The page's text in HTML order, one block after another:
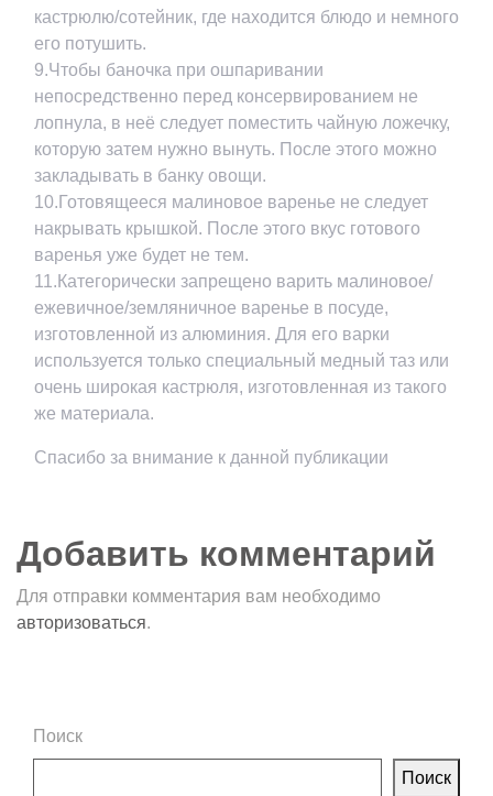
кастрюлю/сотейник, где находится блюдо и немного
его потушить.
9.Чтобы баночка при ошпаривании
непосредственно перед консервированием не
лопнула, в неё следует поместить чайную ложечку,
которую затем нужно вынуть. После этого можно
закладывать в банку овощи.
10.Готовящееся малиновое варенье не следует
накрывать крышкой. После этого вкус готового
варенья уже будет не тем.
11.Категорически запрещено варить малиновое/
ежевичное/земляничное варенье в посуде,
изготовленной из алюминия. Для его варки
используется только специальный медный таз или
очень широкая кастрюля, изготовленная из такого
же материала.
Спасибо за внимание к данной публикации
Добавить комментарий
Для отправки комментария вам необходимо
авторизоваться.
Поиск
Поиск